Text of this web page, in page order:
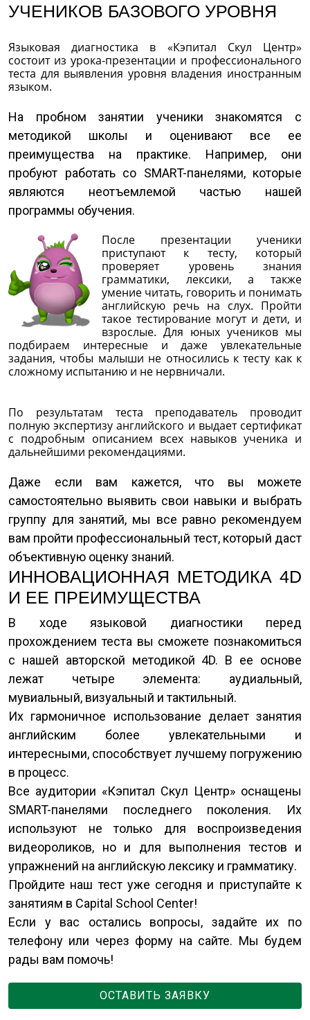
УЧЕНИКОВ БАЗОВОГО УРОВНЯ
Языковая диагностика в «Кэпитал Скул Центр»
состоит из урока-презентации и профессионального
теста для выявления уровня владения иностранным
языком.
На пробном занятии ученики знакомятся с
методикой школы и оценивают все ее
преимущества на практике. Например, они
пробуют работать со SMART-панелями, которые
являются неотъемлемой частью нашей
программы обучения.
После презентации ученики
приступают к тесту, который
проверяет уровень знания
грамматики, лексики, а также
умение читать, говорить и понимать
английскую речь на слух. Пройти
такое тестирование могут и дети, и
взрослые. Для юных учеников мы
подбираем интересные и даже увлекательные
задания, чтобы малыши не относились к тесту как к
сложному испытанию и не нервничали.
По результатам теста преподаватель проводит
полную экспертизу английского и выдает сертификат
с подробным описанием всех навыков ученика и
дальнейшими рекомендациями.
Даже если вам кажется, что вы можете
самостоятельно выявить свои навыки и выбрать
группу для занятий, мы все равно рекомендуем
вам пройти профессиональный тест, который даст
объективную оценку знаний.
ИННОВАЦИОННАЯ МЕТОДИКА 4D
И ЕЕ ПРЕИМУЩЕСТВА
В ходе языковой диагностики перед
прохождением теста вы сможете познакомиться
с нашей авторской методикой 4D. В ее основе
лежат четыре элемента: аудиальный,
мувиальный, визуальный и тактильный.
Их гармоничное использование делает занятия
английским более увлекательными и
интересными, способствует лучшему погружению
в процесс.
Все аудитории «Кэпитал Скул Центр» оснащены
SMART-панелями последнего поколения. Их
используют не только для воспроизведения
видеороликов, но и для выполнения тестов и
упражнений на английскую лексику и грамматику.
Пройдите наш тест уже сегодня и приступайте к
занятиям в Capital School Center!
Если у вас остались вопросы, задайте их по
телефону или через форму на сайте. Мы будем
рады вам помочь!
ОСТАВИТЬ ЗАЯВКУ